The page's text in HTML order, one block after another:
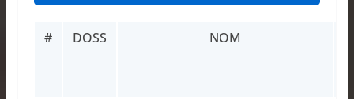
# DOSS NOM